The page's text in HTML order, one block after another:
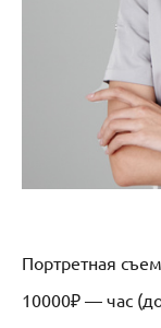
Портретная
10000₽ — час